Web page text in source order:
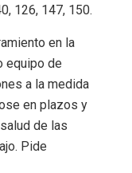
126, 147, 150.
en la
equipo de
a la medida
en plazos y
de las
Pide